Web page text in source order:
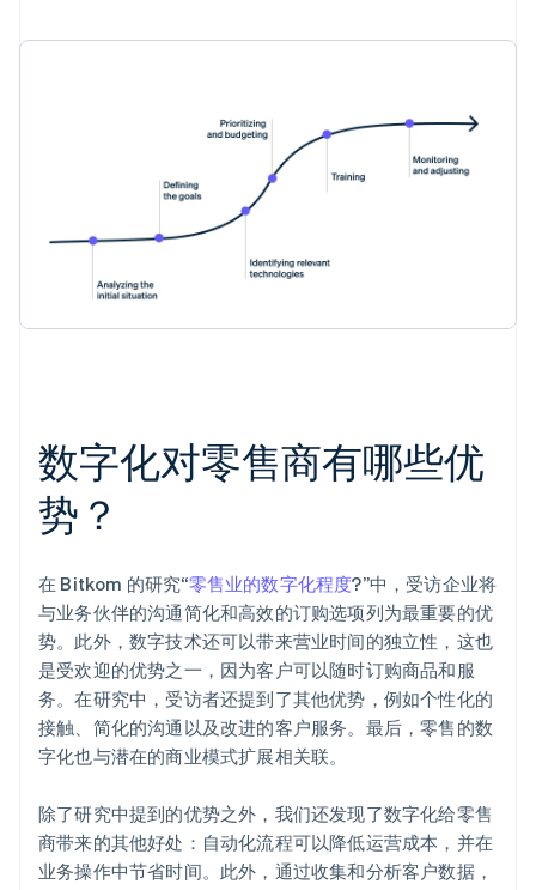
数字化对零售商有哪些优
势？
在 Bitkom 的研究“零售业的数字化程度?”中，受访企业将
与业务伙伴的沟通简化和高效的订购选项列为最重要的优
势。此外，数字技术还可以带来营业时间的独立性，这也
是受欢迎的优势之一，因为客户可以随时订购商品和服
务。在研究中，受访者还提到了其他优势，例如个性化的
接触、简化的沟通以及改进的客户服务。最后，零售的数
字化也与潜在的商业模式扩展相关联。
除了研究中提到的优势之外，我们还发现了数字化给零售
商带来的其他好处：自动化流程可以降低运营成本，并在
业务操作中节省时间。此外，通过收集和分析客户数据，
阿联酋
English
爱尔兰
爱沙尼亚
English
奥地利
Deutsch English